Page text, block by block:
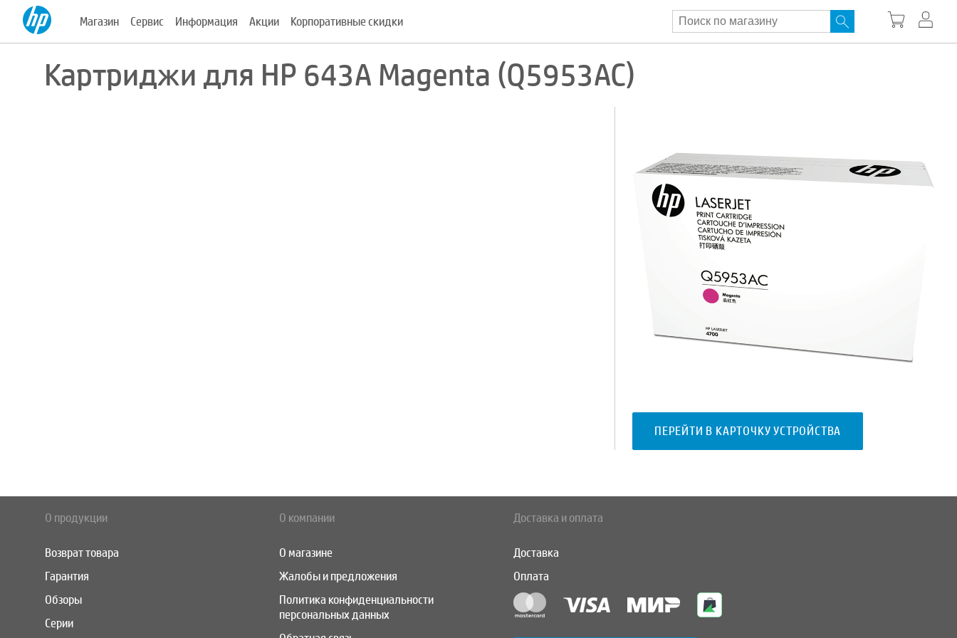
Магазин Сервис Информация Акции Корпоративные скидки
Картриджи для HP 643A Magenta (Q5953AC)
ПЕРЕЙТИ В КАРТОЧКУ УСТРОЙСТВА
О продукции
Возврат товара
Гарантия
Обзоры
Серии
О компании
О магазине
Жалобы и предложения
Политика конфиденциальности
персональных данных
Доставка и оплата
Доставка
Оплата